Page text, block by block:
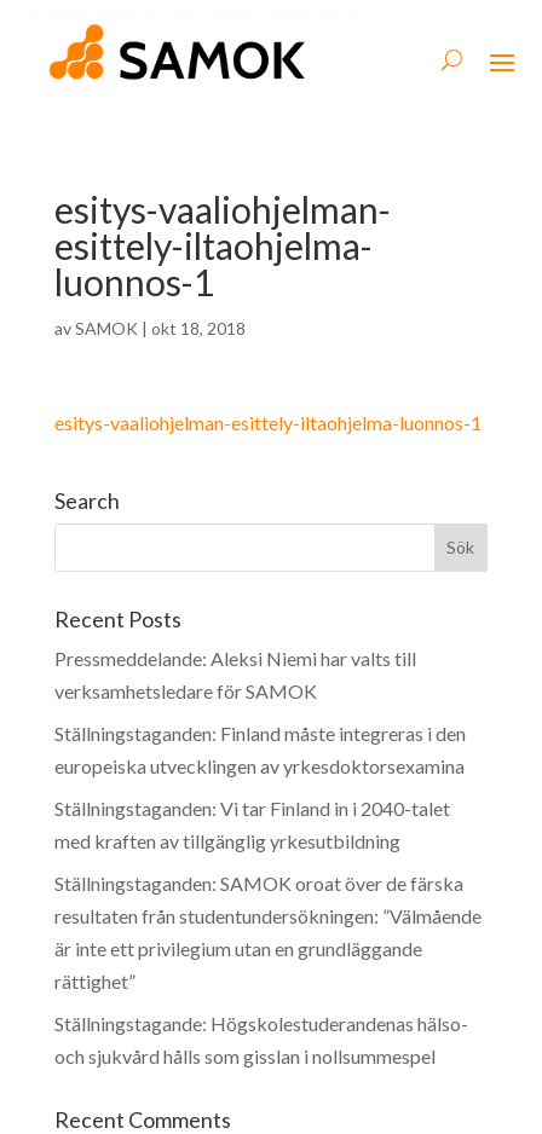
esitys-vaaliohjelman-
esittely-iltaohjelma-
luonnos-1
avSAMOK | okt 18, 2018
esitys-vaaliohjelman-esittely-iltaohjelma-luonnos-1
Search
Recent Posts
Pressmeddelande: Aleksi Niemi har valts till
verksamhetsledare för SAMOK
Ställningstaganden: Finland måste integreras i den
europeiska utvecklingen av yrkesdoktorsexamina
Ställningstaganden: Vi tar Finland in i 2040-talet
med kraften av tillgänglig yrkesutbildning
Ställningstaganden: SAMOK oroat över de färska
resultaten från studentundersökningen: ”Välmående
är inte ett privilegium utan en grundläggande
rättighet”
Ställningstagande: Högskolestuderandenas hälso-
och sjukvård hålls som gisslan i nollsummespel
Recent Comments